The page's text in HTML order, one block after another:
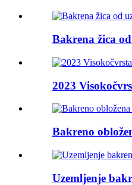
Bakrena žica
2023
Bakreno
Uzemljenje